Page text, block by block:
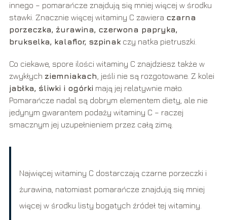
innego – pomarańcze znajdują się mniej więcej w środku
stawki. Znacznie więcej witaminy C zawiera czarna
porzeczka, żurawina, czerwona papryka,
brukselka, kalafior, szpinakczy natka pietruszki.
Co ciekawe, spore ilości witaminy C znajdziesz także w
zwykłych ziemniakach , jeśli nie są rozgotowane. Z kolei
jabłka, śliwki i ogórki mają jej relatywnie mało.
Pomarańcze nadal są dobrym elementem diety, ale nie
jedynym gwarantem podaży witaminy C – raczej
smacznym jej uzupełnieniem przez całą zimę.
Najwięcej witaminy C dostarczają czarne porzeczki i
żurawina, natomiast pomarańcze znajdują się mniej
więcej w środku listy bogatych źródeł tej witaminy.